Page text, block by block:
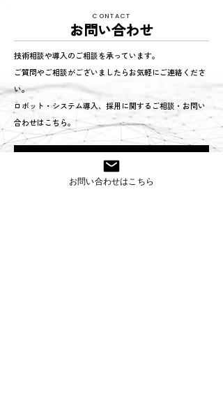
した！〜3年連続 厳選さ
れたAランク企業 〜
CONTACT
お問い合わせ
技術相談や導入のご相談を承っています。
ご質問やご相談がございましたらお気軽にご連絡くださ
い。
ロボット・システム導入、採用に関するご相談・お問い
合わせはこちら。
TEL:0568-71-6571
お問い合わせフォームはこちら
お問い合わせはこちら